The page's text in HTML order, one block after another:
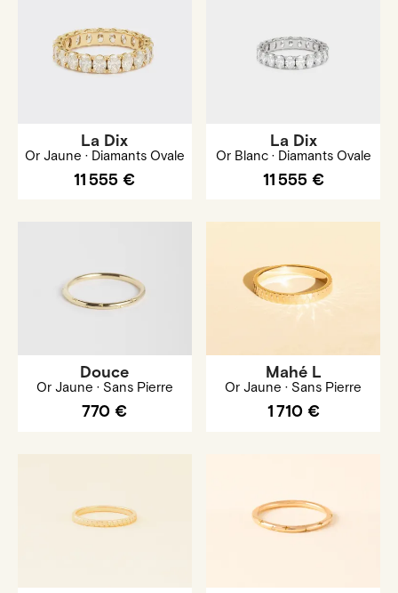
La Dix
Or Jaune · Diamants Ovale
11 555 €
La Dix
Or Blanc · Diamants Ovale
11 555 €
Douce
Or Jaune · Sans Pierre
770 €
Mahé L
Or Jaune · Sans Pierre
1 710 €